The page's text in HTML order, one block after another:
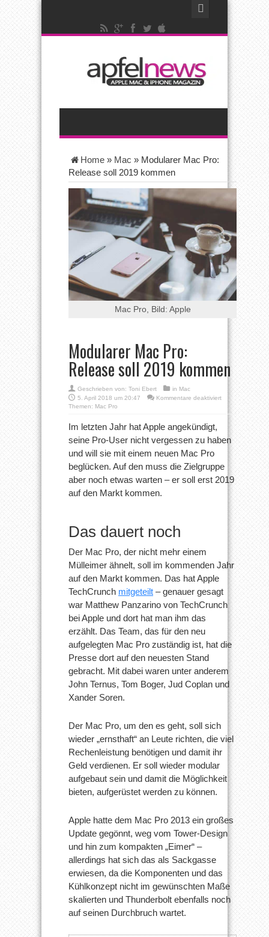
Home » Mac » Modularer Mac Pro:
Release soll 2019 kommen
Mac Pro, Bild: Apple
Modularer Mac Pro:
Release soll 2019 kommen
Geschrieben von: Toni Ebert in Mac
5. April 2018 um 20:47
Kommentare deaktiviertfür
Modularer
Mac
Release
soll
Themen: Mac Pro
Im letzten Jahr hat Apple angekündigt,
seine Pro-User nicht vergessen zu haben
und will sie mit einem neuen Mac Pro
beglücken. Auf den muss die Zielgruppe
aber noch etwas warten – er soll erst 2019
auf den Markt kommen.
Das dauert noch
Der Mac Pro, der nicht mehr einem
Mülleimer ähnelt, soll im kommenden Jahr
auf den Markt kommen. Das hat Apple
TechCrunch mitgeteilt – genauer gesagt
war Matthew Panzarino von TechCrunch
bei Apple und dort hat man ihm das
erzählt. Das Team, das für den neu
aufgelegten Mac Pro zuständig ist, hat die
Presse dort auf den neuesten Stand
gebracht. Mit dabei waren unter anderem
John Ternus, Tom Boger, Jud Coplan und
Xander Soren.
Der Mac Pro, um den es geht, soll sich
wieder „ernsthaft“ an Leute richten, die viel
Rechenleistung benötigen und damit ihr
Geld verdienen. Er soll wieder modular
aufgebaut sein und damit die Möglichkeit
bieten, aufgerüstet werden zu können.
Apple hatte dem Mac Pro 2013 ein großes
Update gegönnt, weg vom Tower-Design
und hin zum kompakten „Eimer“ –
allerdings hat sich das als Sackgasse
erwiesen, da die Komponenten und das
Kühlkonzept nicht im gewünschten Maße
skalierten und Thunderbolt ebenfalls noch
auf seinen Durchbruch wartet.